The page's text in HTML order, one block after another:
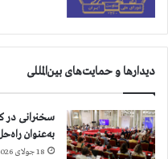
دیدارها و حمایت‌های بین‌المللی
سخنرانی در
به‌عنوان
18 جولای 2026